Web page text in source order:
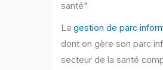
santé"
Lagestion de parc
dont on gère son parc
secteur de la santé